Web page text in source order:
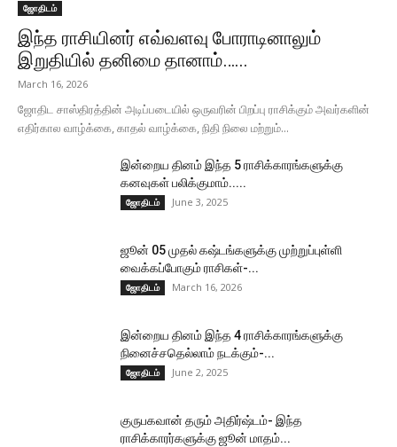
ஜோதிடம்
இந்த ராசியினர் எவ்வளவு போராடினாலும்
இறுதியில் தனிமை தானாம்…...
March 16, 2026
ஜோதிட சாஸ்திரத்தின் அடிப்படையில் ஒருவரின் பிறப்பு ராசிக்கும் அவர்களின்
எதிர்கால வாழ்க்கை, காதல் வாழ்க்கை, நிதி நிலை மற்றும்...
இன்றைய தினம் இந்த 5 ராசிக்காரங்களுக்கு
கனவுகள் பலிக்குமாம்.....
ஜோதிடம் June 3, 2025
ஜூன் 05 முதல் கஷ்டங்களுக்கு முற்றுப்புள்ளி
வைக்கப்போகும் ராசிகள்-...
ஜோதிடம் March 16, 2026
இன்றைய தினம் இந்த 4 ராசிக்காரங்களுக்கு
நினைச்சதெல்லாம் நடக்கும்-...
ஜோதிடம் June 2, 2025
குருபகவான் தரும் அதிர்ஷ்டம்- இந்த
ராசிக்காரர்களுக்கு ஜூன் மாதம்...